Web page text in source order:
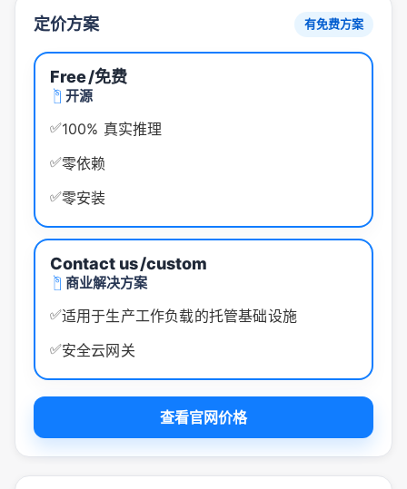
定价方案 有免费方案
Free/免费
开源
✅100% 真实推理
✅零依赖
✅零安装
Contact us/custom
商业解决方案
✅适用于生产工作负载的托管基础设施
✅安全云网关
查看官网价格